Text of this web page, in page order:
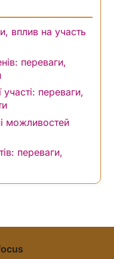
вплив на участь
переваги,
участі: переваги,
можливостей
переваги,